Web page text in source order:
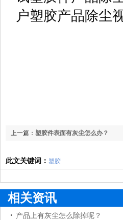
户塑胶产品除尘
上一篇： 塑胶件表面有灰尘怎么办？
此文关键词： 塑胶
相关资讯
产品上有灰尘怎么除掉呢？